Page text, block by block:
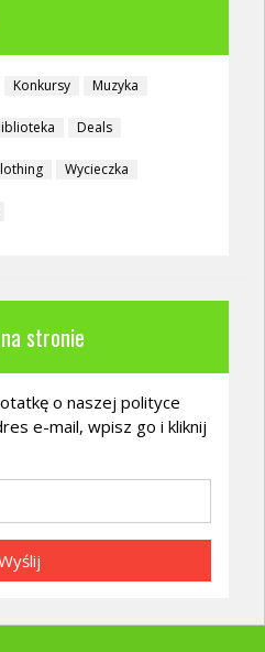
Konkursy Muzyka
Deals
Wycieczka
stronie
o naszej polityce
e-mail, wpisz go i kliknij